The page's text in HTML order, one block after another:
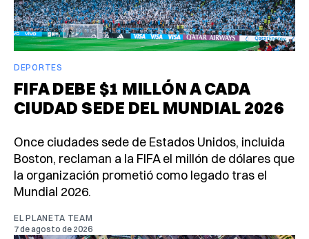
DEPORTES
FIFA DEBE $1 MILLÓN A CADA
CIUDAD SEDE DEL MUNDIAL 2026
Once ciudades sede de Estados Unidos, incluida
Boston, reclaman a la FIFA el millón de dólares que
la organización prometió como legado tras el
Mundial 2026.
EL PLANETA TEAM
7 de agosto de 2026